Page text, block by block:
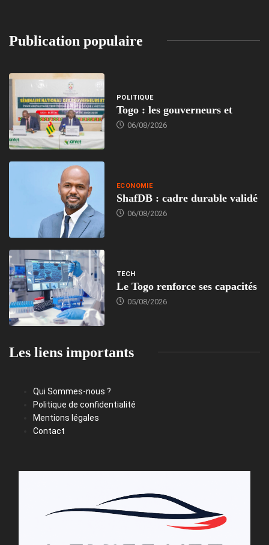
Publication populaire
POLITIQUE
Togo : les gouverneurs et
06/08/2026
ECONOMIE
ShafDB : cadre durable validé
06/08/2026
TECH
Le Togo renforce ses capacités
05/08/2026
Les liens importants
Qui Sommes-nous ?
Politique de confidentialité
Mentions légales
Contact